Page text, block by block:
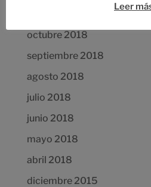
octubre 2018
septiembre 2018
agosto 2018
julio 2018
junio 2018
mayo 2018
abril 2018
diciembre 2015
Leer